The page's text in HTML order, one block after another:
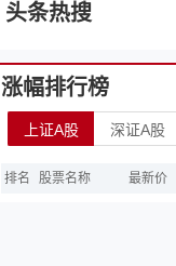
头条热搜
涨幅排行榜
上证A股 深证A股
排名 股票名称 最新价